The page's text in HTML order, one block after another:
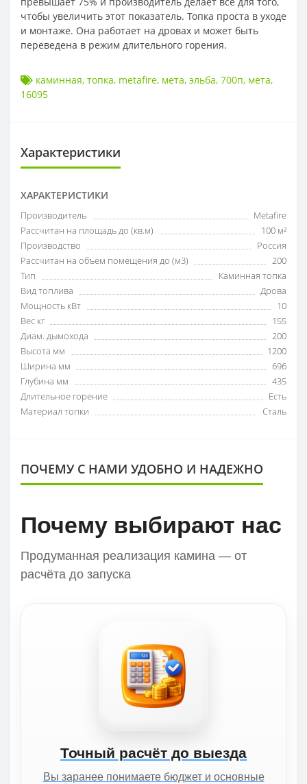
чтобы увеличить этот показатель. Топка проста в уходе
и монтаже. Она работает на дровах и может быть
переведена в режим длительного горения.
каминная, топка, metafire, мета, эльба, 700п, мета,
16095
Характеристики
ХАРАКТЕРИСТИКИ
Производитель
Metafire
Рассчитан на площадь до (кв.м)
100 м²
Производство
Россия
Рассчитан на объем помещения до (м3)
200
Тип
Каминная топка
Вид топлива
Дрова
Мощность кВт
10
Вес кг
155
Диам. дымохода
200
Высота мм
1200
Ширина мм
696
Глубина мм
435
Длительное горение
Есть
Материал топки
Сталь
ПОЧЕМУ С НАМИ УДОБНО И НАДЕЖНО
Почему выбирают нас
Продуманная реализация камина — от
расчёта до запуска
Точный расчёт до выезда
Вы заранее понимаете бюджет и основные